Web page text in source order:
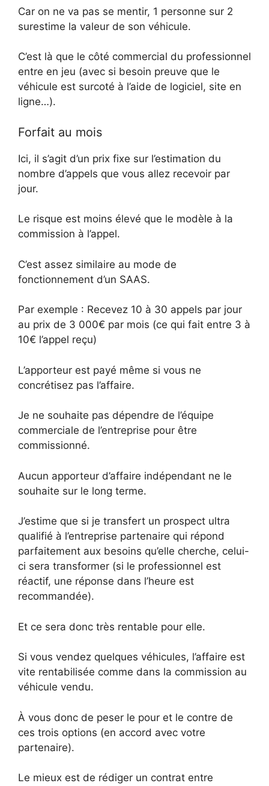
Car on ne va pas se mentir, 1 personne sur 2
surestime la valeur de son véhicule.
C’est là que le côté commercial du professionnel
entre en jeu (avec si besoin preuve que le
véhicule est surcoté à l’aide de logiciel, site en
ligne…).
Forfait au mois
Ici, il s’agit d’un prix fixe sur l’estimation du
nombre d’appels que vous allez recevoir par
jour.
Le risque est moins élevé que le modèle à la
commission à l’appel.
C’est assez similaire au mode de
fonctionnement d’un SAAS.
Par exemple : Recevez 10 à 30 appels par jour
au prix de 3 000€ par mois (ce qui fait entre 3 à
10€ l’appel reçu)
L’apporteur est payé même si vous ne
concrétisez pas l’affaire.
Je ne souhaite pas dépendre de l’équipe
commerciale de l’entreprise pour être
commissionné.
Aucun apporteur d’affaire indépendant ne le
souhaite sur le long terme.
J’estime que si je transfert un prospect ultra
qualifié à l’entreprise partenaire qui répond
parfaitement aux besoins qu’elle cherche, celui-
ci sera transformer (si le professionnel est
réactif, une réponse dans l’heure est
recommandée).
Et ce sera donc très rentable pour elle.
Si vous vendez quelques véhicules, l’affaire est
vite rentabilisée comme dans la commission au
véhicule vendu.
À vous donc de peser le pour et le contre de
ces trois options (en accord avec votre
partenaire).
Le mieux est de rédiger un contrat entre